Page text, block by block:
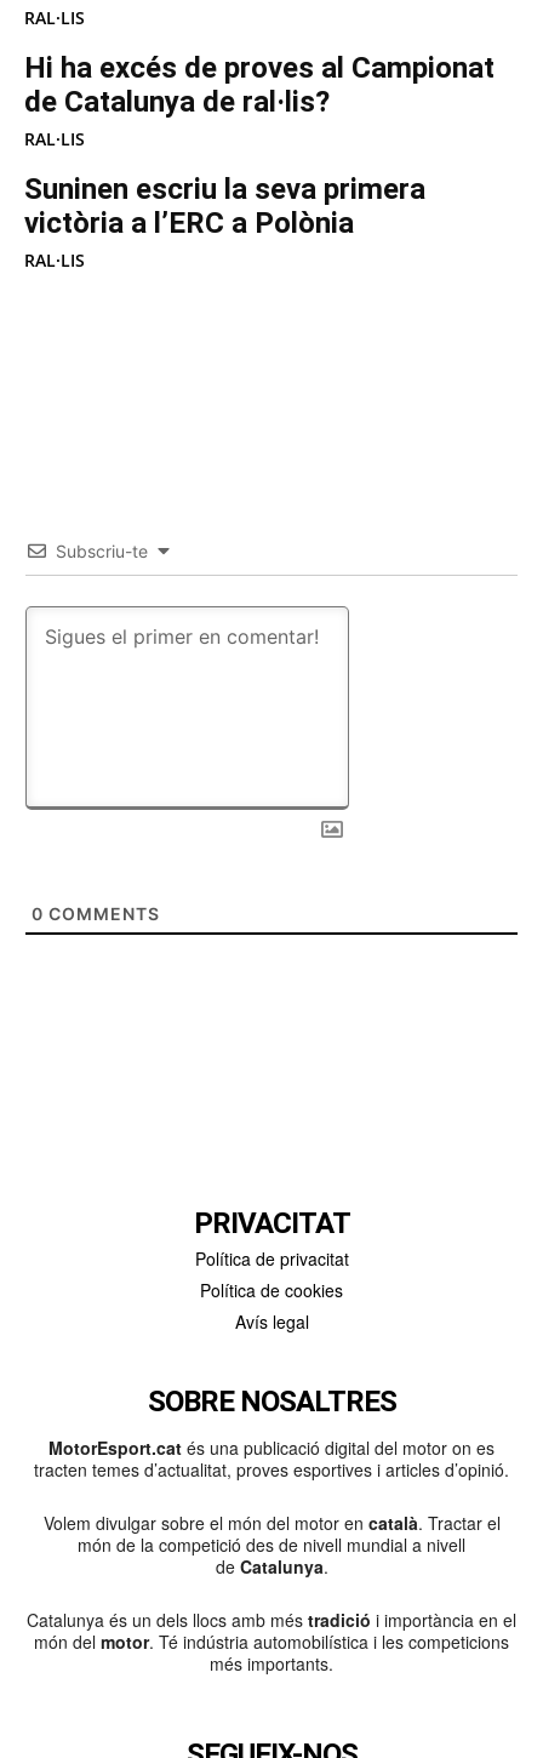
RAL·LIS
Hi ha excés de proves al Campionat
de Catalunya de ral·lis?
RAL·LIS
Suninen escriu la seva primera
victòria a l’ERC a Polònia
RAL·LIS
Subscriu-te
0 COMMENTS
PRIVACITAT
Política de privacitat
Política de cookies
Avís legal
SOBRE NOSALTRES
MotorEsport.cat és una publicació digital del motor on es
tracten temes d’actualitat, proves esportives i articles d’opinió.
Volem divulgar sobre el món del motor en català. Tractar el
món de la competició des de nivell mundial a nivell
de Catalunya.
Catalunya és un dels llocs amb més tradició i importància en el
món del motor. Té indústria automobilística i les competicions
més importants.